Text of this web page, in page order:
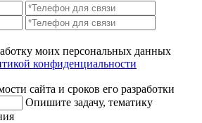
моих персональных данных
конфиденциальности
сайта и сроков его разработки
Опишите задачу, тематику